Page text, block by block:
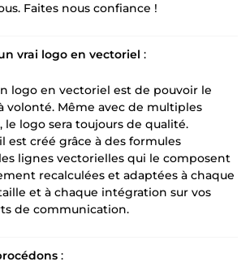
Faites nous confiance !
vrai logo en vectoriel :
logo en vectoriel est de pouvoir le
volonté. Même avec de multiples
le logo sera toujours de qualité.
est créé grâce à des formules
lignes vectorielles qui le composent
recalculées et adaptées à chaque
et à chaque intégration sur vos
de communication.
: